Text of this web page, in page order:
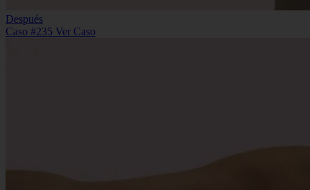
Después
Caso #235 Ver Caso